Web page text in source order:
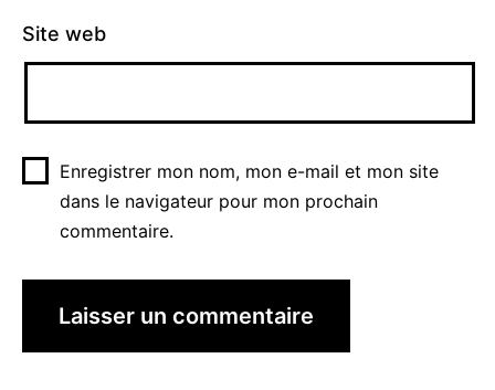
Site web
Enregistrer mon nom, mon e-mail et mon site
dans le navigateur pour mon prochain
commentaire.